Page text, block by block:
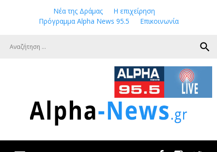
Νέα της Δράμας
Η επιχείρηση
Πρόγραμμα Alpha News 95.5
Επικοινωνία
search